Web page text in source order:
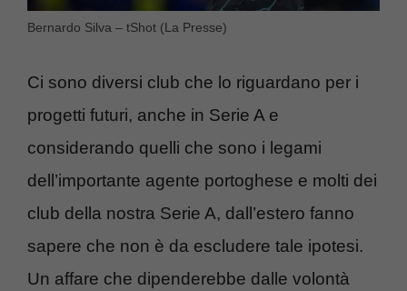
Bernardo Silva – tShot (La Presse)
Ci sono diversi club che lo riguardano per i
progetti futuri, anche in Serie A e
considerando quelli che sono i legami
dell’importante agente portoghese e molti dei
club della nostra Serie A, dall’estero fanno
sapere che non è da escludere tale ipotesi.
Un affare che dipenderebbe dalle volontà